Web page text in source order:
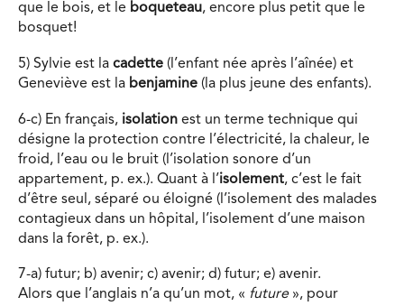
que le bois, et le boqueteau, encore plus petit que le
bosquet!
5) Sylvie est la cadette (l’enfant née après l’aînée) et
Geneviève est la benjamine (la plus jeune des enfants).
6-c) En français, isolation est un terme technique qui
désigne la protection contre l’électricité, la chaleur, le
froid, l’eau ou le bruit (l’isolation sonore d’un
appartement, p. ex.). Quant à l’isolement, c’est le fait
d’être seul, séparé ou éloigné (l’isolement des malades
contagieux dans un hôpital, l’isolement d’une maison
dans la forêt, p. ex.).
7-a) futur; b) avenir; c) avenir; d) futur; e) avenir.
Alors que l’anglais n’a qu’un mot, « future», pour